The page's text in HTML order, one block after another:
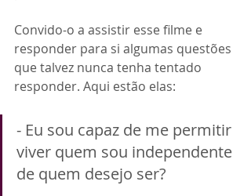
Convido-o a assistir esse filme e
responder para si algumas questões
que talvez nunca tenha tentado
responder. Aqui estão elas:
- Eu sou capaz de me permitir
viver quem sou independente
de quem desejo ser?